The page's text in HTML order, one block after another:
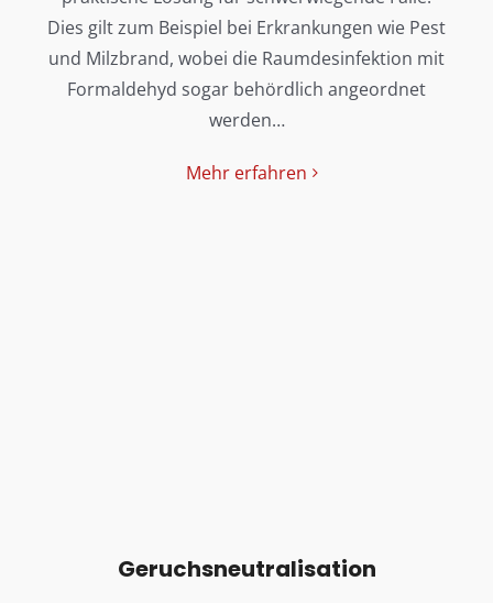
Dies gilt zum Beispiel bei Erkrankungen wie Pest
und Milzbrand, wobei die Raumdesinfektion mit
Formaldehyd sogar behördlich angeordnet
werden…
Mehr erfahren
Geruchsneutralisation